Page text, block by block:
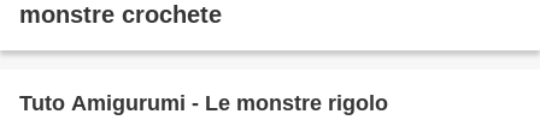
monstre crochete
Tuto Amigurumi - Le monstre rigolo